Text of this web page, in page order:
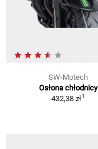
SW-Motech
Osłona chłodnicy
432,38 zł1